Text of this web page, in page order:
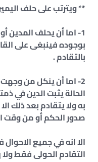
** ويترتب على حلف
1- اما أن يحلف المدين
بوجوده فينبغى على
بالتقادم .
2- اما أن ينكل من
الحالة يثبت الدين في
به ولا يتقادم بعد ذلك
صدور الحكم أو من وقت
الا انه في جميع
التقادم الحولى فقط